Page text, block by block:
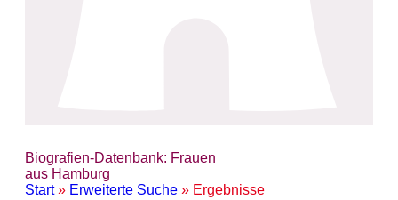
Biografien-Datenbank: Frauen
aus Hamburg
Start» Erweiterte Suche » Ergebnisse